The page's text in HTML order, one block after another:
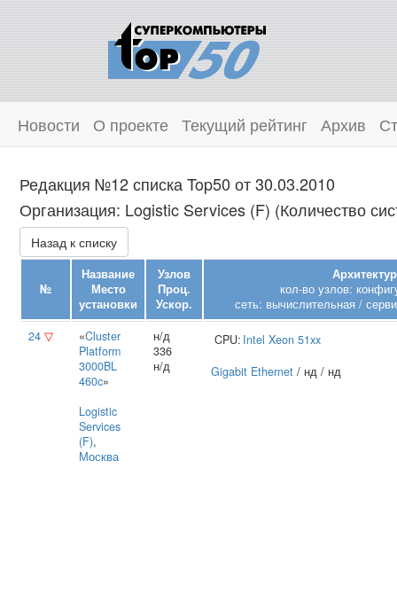
Новости О проекте Текущий рейтинг Архив
Редакция №12 списка Top50 от 30.03.2010
Организация: Logistic Services (F) (Количество
Назад к списку
№
Название
Место
установки
Узлов
Проц.
Ускор.
кол-во узлов:
сеть: вычислительная /
24 ▽ «Cluster
Platform
3000BL
460c»
Logistic
Services
(F),
Москва
н/д
336
н/д
CPU: Intel Xeon 51xx
Gigabit Ethernet / нд / нд